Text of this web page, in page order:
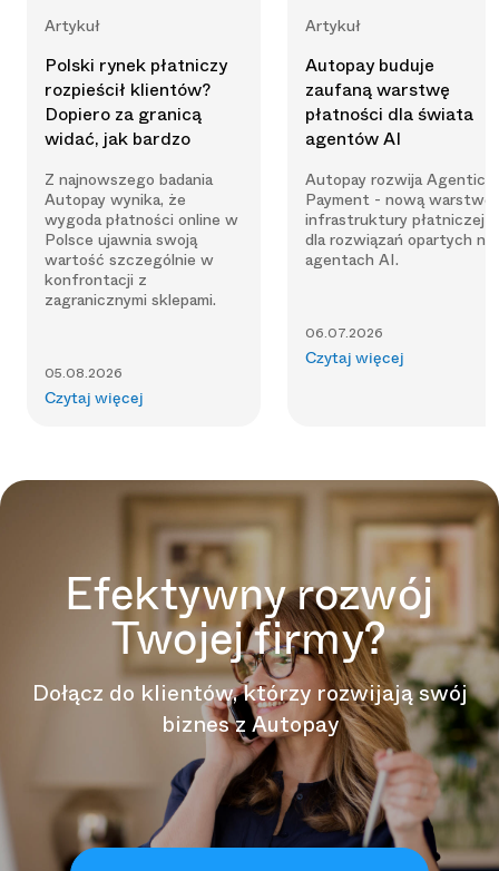
Artykuł
Polski rynek płatniczy
rozpieścił klientów?
Dopiero za granicą
widać, jak bardzo
Z najnowszego badania
Autopay wynika, że
wygoda płatności online w
Polsce ujawnia swoją
wartość szczególnie w
konfrontacji z
zagranicznymi sklepami.
05.08.2026
Czytaj więcej
Artykuł
Autopay buduje
zaufaną warstwę
płatności dla świata
agentów AI
Autopay rozwija Agentic
Payment - nową warstwę
infrastruktury płatniczej
dla rozwiązań opartych na
agentach AI.
06.07.2026
Czytaj więcej
Efektywny rozwój
Twojej firmy?
Dołącz do klientów, którzy rozwijają swój
biznes z Autopay